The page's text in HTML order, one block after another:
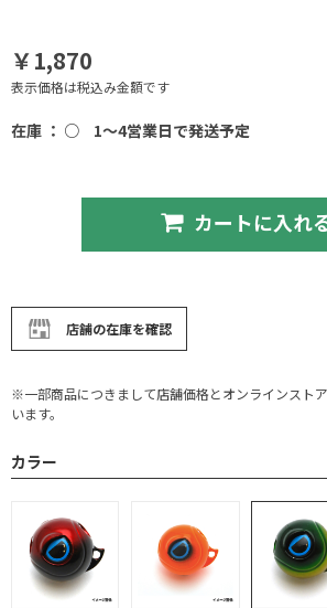
￥1,870
表示価格は税込み金額です
在庫 ： ○ 1～4営業日で発送予定
カートに入れ
店舗の在庫を確認
※一部商品につきまして店舗価格とオンラインスト
います。
カラー